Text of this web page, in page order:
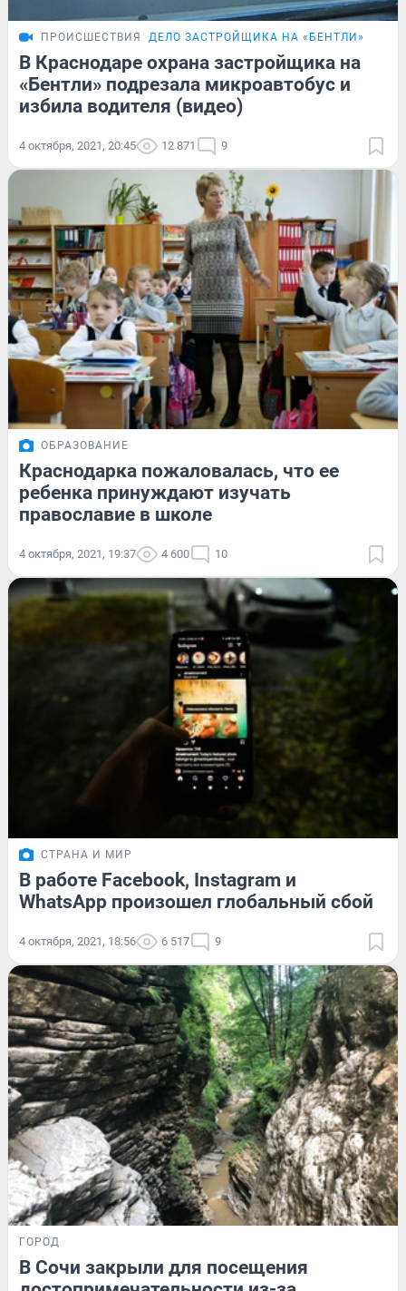
ПРОИСШЕСТВИЯ ДЕЛО ЗАСТРОЙЩИКА НА «БЕНТЛИ»
В Краснодаре охрана застройщика на
«Бентли» подрезала микроавтобус и
избила водителя (видео)
4 октября, 2021, 20:45 12 871 9
ОБРАЗОВАНИЕ
Краснодарка пожаловалась, что ее
ребенка принуждают изучать
православие в школе
4 октября, 2021, 19:37 4 600 10
СТРАНА И МИР
В работе Facebook, Instagram и
WhatsApp произошел глобальный сбой
4 октября, 2021, 18:56 6 517 9
ГОРОД
В Сочи закрыли для посещения